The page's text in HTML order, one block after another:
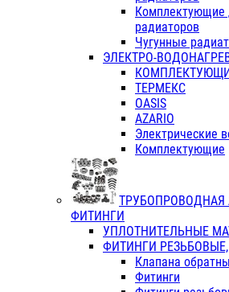
Комплектующие
радиаторов
Чугунные
ЭЛЕКТРО-
ТЕРМЕКС
OASIS
AZARIO
Электрические
Комплектующие
ТРУБОПРОВОДНАЯ
ФИТИНГИ
УПЛОТНИТЕЛЬНЫЕ
ФИТИНГИ
Клапана
Фитинги